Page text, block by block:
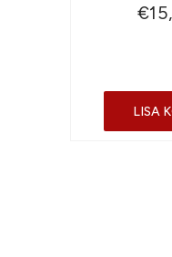
€
LISA